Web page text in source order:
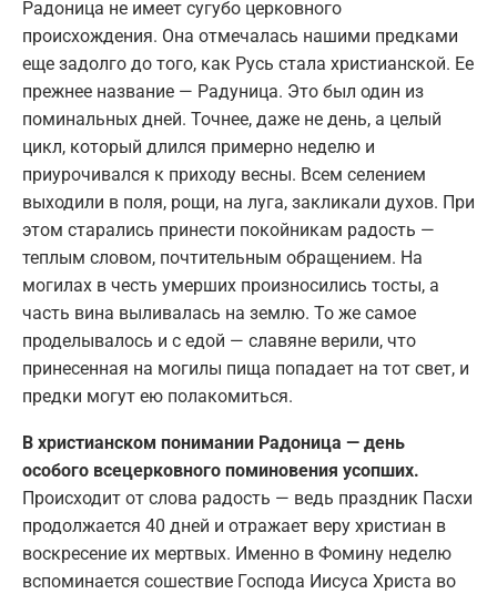
Радоница не имеет сугубо церковного
происхождения. Она отмечалась нашими предками
еще задолго до того, как Русь стала христианской. Ее
прежнее название — Радуница. Это был один из
поминальных дней. Точнее, даже не день, а целый
цикл, который длился примерно неделю и
приурочивался к приходу весны. Всем селением
выходили в поля, рощи, на луга, закликали духов. При
этом старались принести покойникам радость —
теплым словом, почтительным обращением. На
могилах в честь умерших произносились тосты, а
часть вина выливалась на землю. То же самое
проделывалось и с едой — славяне верили, что
принесенная на могилы пища попадает на тот свет, и
предки могут ею полакомиться.
В христианском понимании Радоница — день
особого всецерковного поминовения усопших.
Происходит от слова радость — ведь праздник Пасхи
продолжается 40 дней и отражает веру христиан в
воскресение их мертвых. Именно в Фомину неделю
вспоминается сошествие Господа Иисуса Христа во